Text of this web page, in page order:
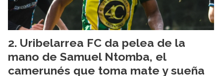
Uribelarrea FC da pelea de la
mano de Samuel Ntomba, el
camerunés que toma mate y sueña